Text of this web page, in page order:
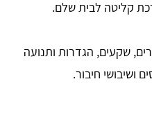
קליטה לבית שלם.
שקעים, הגדרות ותנועה
ושיבושי חיבור.